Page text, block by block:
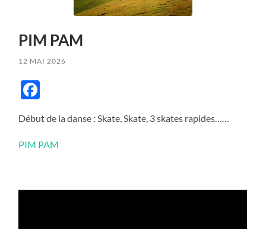
PIM PAM
12 MAI 2026
Début de la danse : Skate, Skate, 3 skates rapides……
PIM PAM